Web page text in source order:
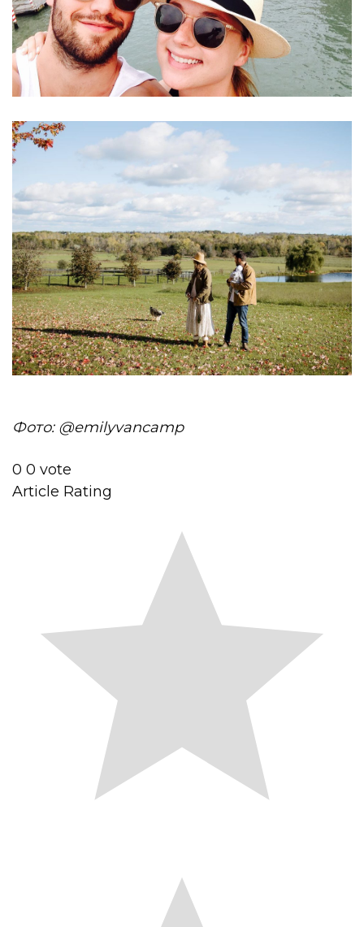
Фото: @emilyvancamp
0 0 vote
Article Rating